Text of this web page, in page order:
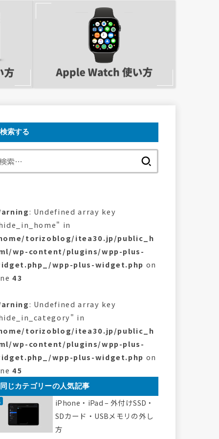
検索する
: Undefined array key
in
torizoblog/itea30.jp/public_h
wp-content/plugins/wpp-plus-
wpp-plus-widget.php on
43
: Undefined array key
in
torizoblog/itea30.jp/public_h
wp-content/plugins/wpp-plus-
wpp-plus-widget.php on
45
同じカテゴリーの人気記事
iPhone・iPad – 外付けSSD・
SDカード・USBメモリの外し
方